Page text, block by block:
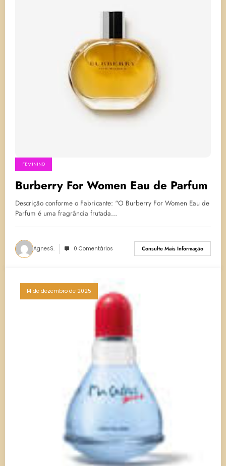
FEMININO
Burberry For Women Eau de Parfum
Descrição conforme o Fabricante: “O Burberry For Women Eau de
Parfum é uma fragrância frutada…
AgnesS. 0 Comentários Consulte Mais Informação
14 de dezembro de 2025